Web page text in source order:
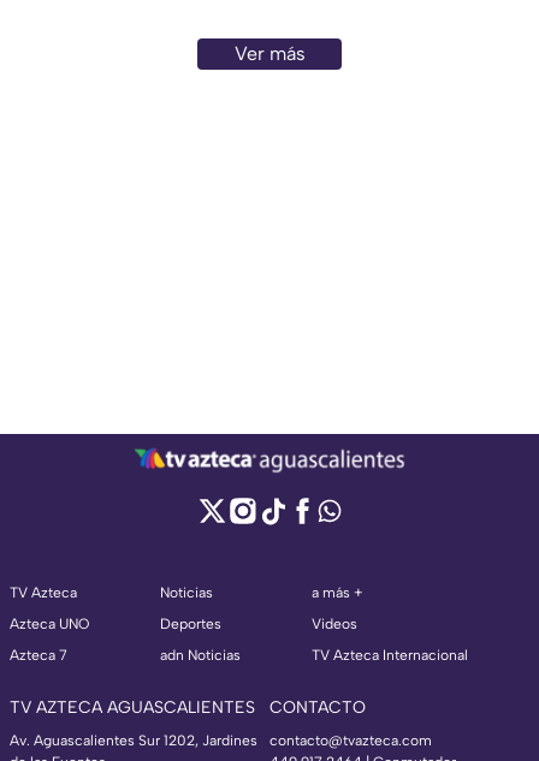
Ver más
TV Azteca
Azteca UNO
Azteca 7
Noticias
Deportes
adn Noticias
a más +
Videos
TV Azteca Internacional
TV AZTECA AGUASCALIENTES
Av. Aguascalientes Sur 1202, Jardines
CONTACTO
contacto@tvazteca.com